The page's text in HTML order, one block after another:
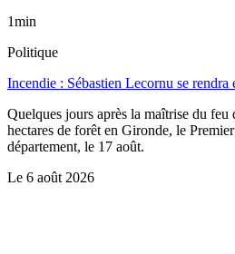
1min
Politique
Incendie : Sébastien Lecornu se
Quelques jours après la maîtrise du
hectares de forêt en Gironde, le
département, le 17 août.
Le 6 août 2026